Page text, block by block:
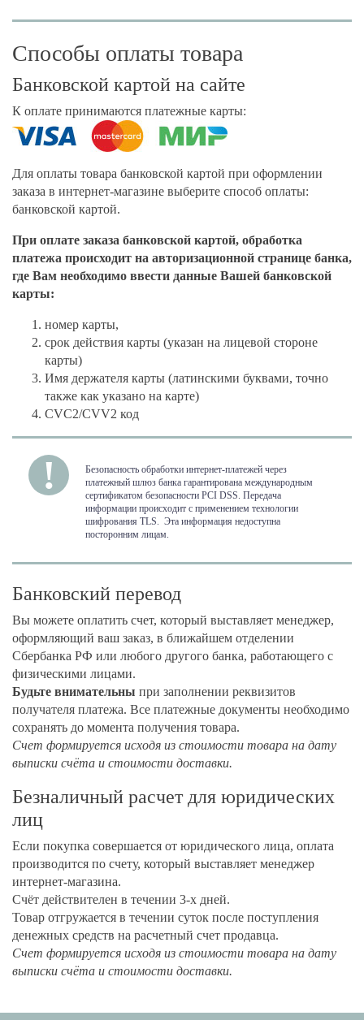
Способы оплаты товара
Банковской картой на сайте
К оплате принимаются платежные карты:
Для оплаты товара банковской картой при оформлении
заказа в интернет-магазине выберите способ оплаты:
банковской картой.
При оплате заказа банковской картой, обработка
платежа происходит на авторизационной странице банка,
где Вам необходимо ввести данные Вашей банковской
карты:
номер карты,
срок действия карты (указан на лицевой стороне
карты)
Имя держателя карты (латинскими буквами, точно
также как указано на карте)
CVC2/CVV2 код
Безопасность обработки интернет-платежей через
платежный шлюз банка гарантирована международным
сертификатом безопасности PCI DSS. Передача
информации происходит с применением технологии
шифрования TLS. Эта информация недоступна
посторонним лицам.
Банковский перевод
Вы можете оплатить счет, который выставляет менеджер,
оформляющий ваш заказ, в ближайшем отделении
Сбербанка РФ или любого другого банка, работающего с
физическими лицами.
Будьте внимательны при заполнении реквизитов
получателя платежа. Все платежные документы необходимо
сохранять до момента получения товара.
Счет формируется исходя из стоимости товара на дату
выписки счёта и стоимости доставки.
Безналичный расчет для юридических
лиц
Если покупка совершается от юридического лица, оплата
производится по счету, который выставляет менеджер
интернет-магазина.
Счёт действителен в течении 3-х дней.
Товар отгружается в течении суток после поступления
денежных средств на расчетный счет продавца.
Счет формируется исходя из стоимости товара на дату
выписки счёта и стоимости доставки.